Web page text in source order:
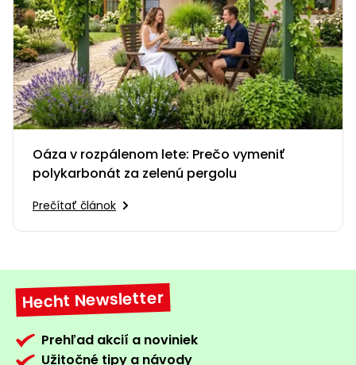
Oáza v rozpálenom lete: Prečo vymeniť
polykarbonát za zelenú pergolu
Prečítať článok
Hecht Newsletter
Prehľad akcií a noviniek
Užitočné tipy a návody